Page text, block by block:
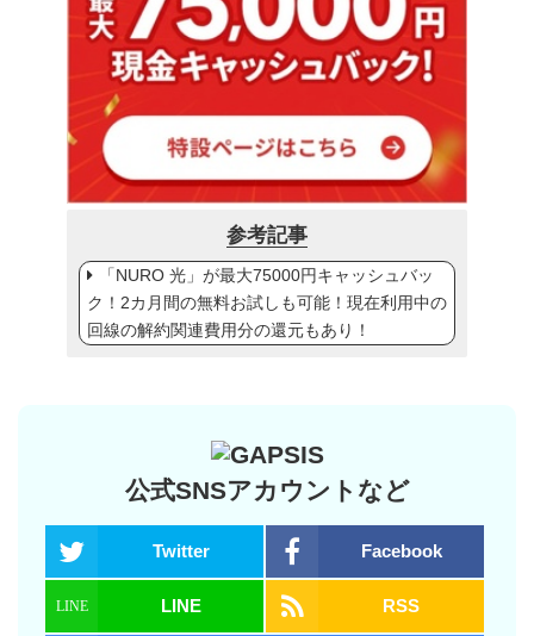
参考記事
「NURO 光」が最大75000円キャッシュバッ
ク！2カ月間の無料お試しも可能！現在利用中の
回線の解約関連費用分の還元もあり！
公式SNSアカウントなど
Twitter Facebook
LINE RSS